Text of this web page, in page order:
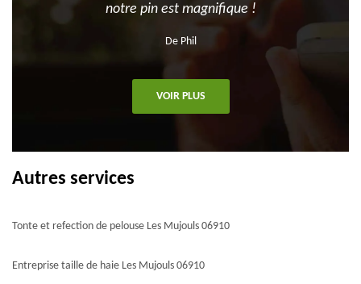
notre pin est magnifique !
De Phil
VOIR PLUS
Autres services
Tonte et refection de pelouse Les Mujouls 06910
Entreprise taille de haie Les Mujouls 06910